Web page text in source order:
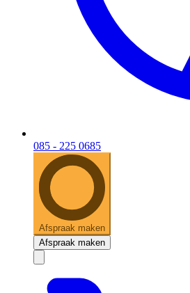
085 - 225 0685
Afspraak maken
Afspraak maken